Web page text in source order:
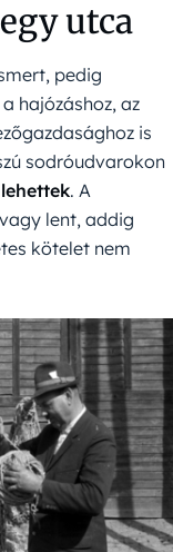
utca
pedig
hajózáshoz, az
is
sodróudvarokon
. A
lent, addig
kötelet nem